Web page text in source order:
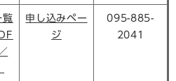
覧
申し込みペー
ジ​
095-885-
2041